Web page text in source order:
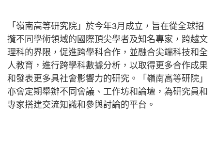
「嶺南高等研究院」於今年3月成立，旨在從全球招
攬不同學術領域的國際頂尖學者及知名專家，跨越文
理科的界限，促進跨學科合作，並融合尖端科技和全
人教育，進行跨學科數據分析，以取得更多合作成果
和發表更多具社會影響力的研究。「嶺南高等研院」
亦會定期舉辦不同會議、工作坊和論壇，為研究員和
專家搭建交流知識和參與討論的平台。